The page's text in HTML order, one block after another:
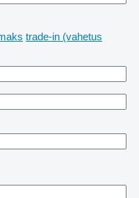
trade-in (vahetus